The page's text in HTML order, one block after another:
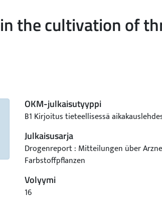
the cultivation of
OKM-julkaisutyyppi
B1 Kirjoitus tieteellisessä
Julkaisusarja
Drogenreport : Mitteilungen über
Farbstoffpflanzen
Volyymi
16